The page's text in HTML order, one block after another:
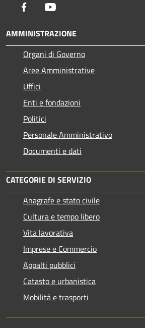
Facebook
AMMINISTRAZIONE
Organi di Governo
Aree Amministrative
Uffici
Enti e fondazioni
Politici
Personale Amministrativo
Documenti e dati
CATEGORIE DI SERVIZIO
Anagrafe e stato civile
Cultura e tempo libero
Vita lavorativa
Imprese e Commercio
Appalti pubblici
Catasto e urbanistica
Mobilità e trasporti